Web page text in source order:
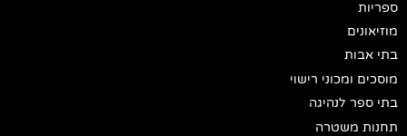
ספריות
מוזיאונים
בתי אבות
מוסכים ומכוני רישוי
בתי ספר לנהיגה
תחנות משטרה